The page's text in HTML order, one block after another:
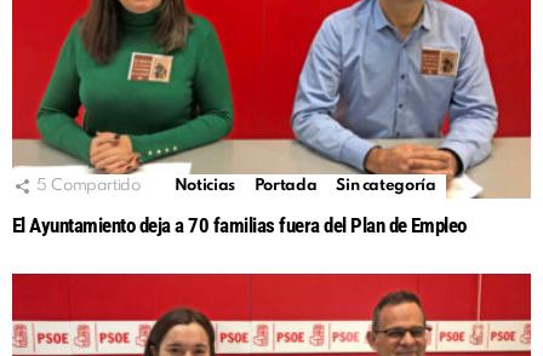
5 Compartido Noticias Portada Sin categoría
El Ayuntamiento deja a 70 familias fuera del Plan de Empleo